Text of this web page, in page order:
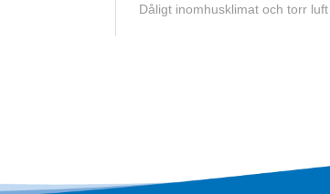
Dåligt inomhusklimat och torr luft